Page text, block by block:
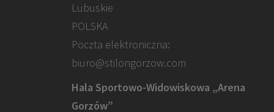
Lubuskie
POLSKA
Poczta elektroniczna:
biuro@stilongorzow.com
Hala Sportowo-Widowiskowa „Arena
Gorzów”